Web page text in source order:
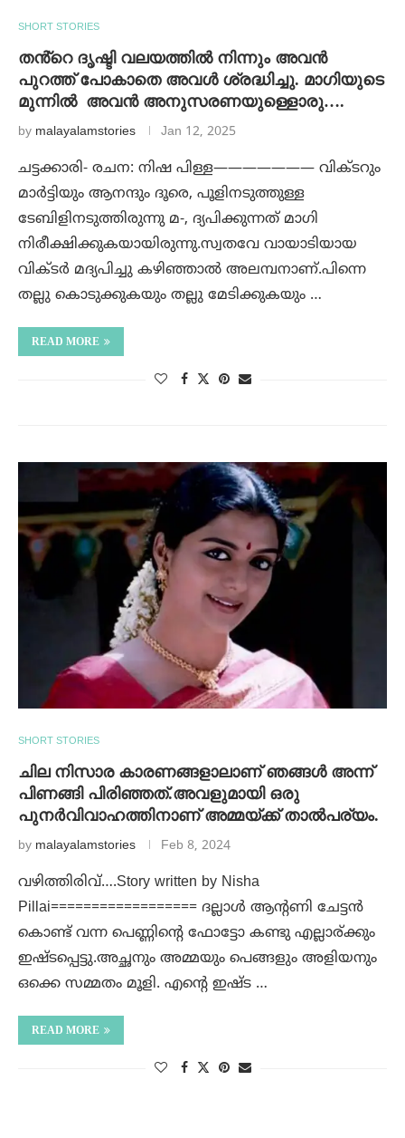
SHORT STORIES
തൻ്റെ ദൃഷ്ടി വലയത്തിൽ നിന്നും അവൻ
പുറത്ത് പോകാതെ അവൾ ശ്രദ്ധിച്ചു. മാഗിയുടെ
മുന്നിൽ അവൻ അനുസരണയുള്ളൊരു….
by malayalamstories Jan 12, 2025
ചട്ടക്കാരി- രചന: നിഷ പിള്ള——————— വിക്ടറും
മാർട്ടിയും ആനന്ദും ദൂരെ, പൂളിനടുത്തുള്ള
ടേബിളിനടുത്തിരുന്നു മ-, ദ്യപിക്കുന്നത് മാഗി
നിരീക്ഷിക്കുകയായിരുന്നു.സ്വതവേ വായാടിയായ
വിക്ടർ മദ്യപിച്ചു കഴിഞ്ഞാൽ അലമ്പനാണ്.പിന്നെ
തല്ലു കൊടുക്കുകയും തല്ലു മേടിക്കുകയും …
READ MORE
SHORT STORIES
ചില നിസാര കാരണങ്ങളാലാണ് ഞങ്ങൾ അന്ന്
പിണങ്ങി പിരിഞ്ഞത്.അവളുമായി ഒരു
പുനർവിവാഹത്തിനാണ് അമ്മയ്ക്ക് താൽപര്യം.
by malayalamstories Feb 8, 2024
വഴിത്തിരിവ്….Story written by Nisha
Pillai================== ദല്ലാൾ ആന്റണി ചേട്ടൻ
കൊണ്ട് വന്ന പെണ്ണിന്റെ ഫോട്ടോ കണ്ടു എല്ലാര്ക്കും
ഇഷ്ടപ്പെട്ടു.അച്ഛനും അമ്മയും പെങ്ങളും അളിയനും
ഒക്കെ സമ്മതം മൂളി. എന്റെ ഇഷ്ട …
READ MORE